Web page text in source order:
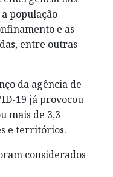
população
e as
entre outras
da agência de
19 já provocou
mais de 3,3
e territórios.
considerados